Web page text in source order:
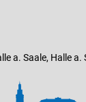
a. Saale, Halle a.